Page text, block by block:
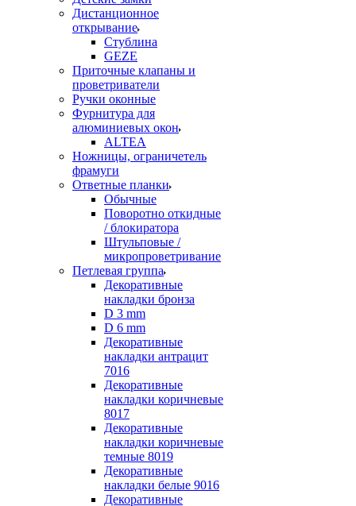
Дистанционное
открывание
Стублина
GEZE
Приточные клапаны и
проветриватели
Ручки оконные
Фурнитура для
алюминиевых окон
ALTEA
Ножницы, ограничетель
фрамуги
Ответные планки
Обычные
Поворотно откидные
/ блокиратора
Штульповые /
микропроветривание
Петлевая группа
Декоративные
накладки бронза
D 3 mm
D 6 mm
Декоративные
накладки антрацит
7016
Декоративные
накладки коричневые
8017
Декоративные
накладки коричневые
темные 8019
Декоративные
накладки белые 9016
Декоративные